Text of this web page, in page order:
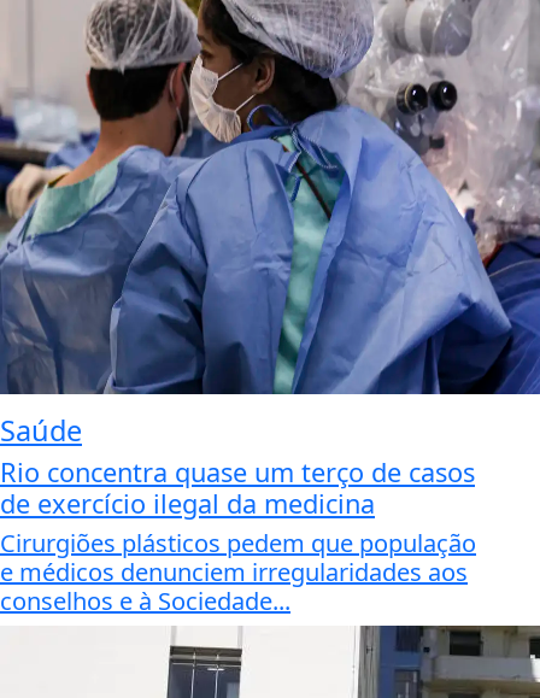
Saúde
Rio concentra quase um terço de casos
de exercício ilegal da medicina
Cirurgiões plásticos pedem que população
e médicos denunciem irregularidades aos
conselhos e à Sociedade...